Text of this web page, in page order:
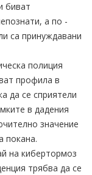
биват
а по -
са принуждавани
полиция
профила в
да се сприятели
в дадения
значение
покана.
на кибертормоз
трябва да се